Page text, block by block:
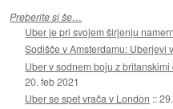
Preberite si še…
Uber je pri svojem širjenju
Sodišče v Amsterdamu: Uberjevi
Uber v sodnem boju z
20. feb 2021
Uber se spet vrača v London ::